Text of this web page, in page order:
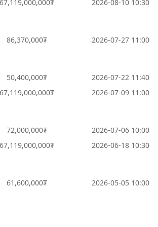
2026-08-10 10:30
86,370,000₮ 2026-07-27 11:00
50,400,000₮
2026-07-22 11:40
2026-07-09 11:00
72,000,000₮
2026-07-06 10:00
2026-06-18 10:30
61,600,000₮ 2026-05-05 10:00